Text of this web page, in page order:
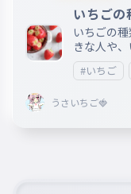
いちご
いちごの
きな人や
てね🍓今
たけど今度
ごじゃな
#いちご
うさいちご🍓